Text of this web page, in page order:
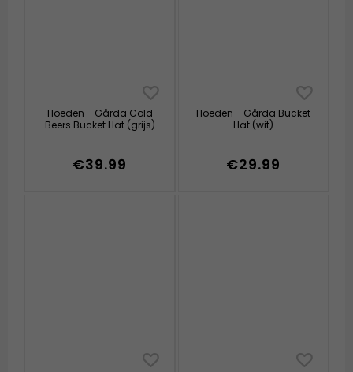
Hoeden - Gårda Cold
Beers Bucket Hat (grijs)
€39.99
Hoeden - Gårda Bucket
Hat (wit)
€29.99